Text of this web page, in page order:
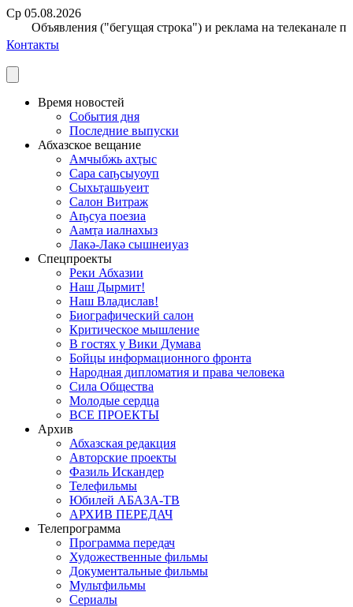
Ср 05.08.2026
Объявления ("бегущая строка") и реклама на телеканале
Контакты
Время новостей
События дня
Последние выпуски
Абхазское вещание
Амчыбжь ахҭыс
Сара саҧсыуоуп
Сыхьҭашьуеит
Салон Витраж
Аҧсуа поезиа
Аамҭа иалнахыз
Лакә-Лакә сышнеиуаз
Спецпроекты
Реки Абхазии
Наш Дырмит!
Наш Владислав!
Биографический салон
Критическое мышление
В гостях у Вики Думава
Бойцы информационного фронта
Народная дипломатия и права человека
Сила Общества
Молодые сердца
ВСЕ ПРОЕКТЫ
Архив
Абхазская редакция
Авторские проекты
Фазиль Искандер
Телефильмы
Юбилей АБАЗА-ТВ
АРХИВ ПЕРЕДАЧ
Телепрограмма
Программа передач
Художественные фильмы
Документальные фильмы
Мультфильмы
Сериалы